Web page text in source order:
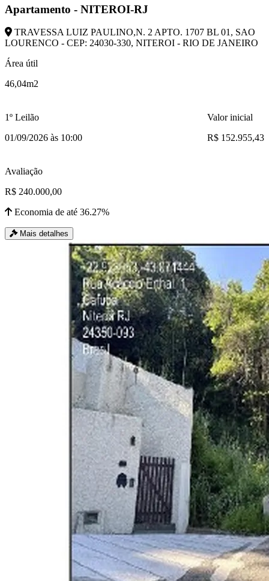
Apartamento - NITEROI-RJ
TRAVESSA LUIZ PAULINO,N. 2 APTO. 1707 BL 01, SAO
LOURENCO - CEP: 24030-330, NITEROI - RIO DE JANEIRO
Área útil
46,04m2
1º Leilão
01/09/2026 às 10:00
Valor inicial
R$ 152.955,43
Avaliação
R$ 240.000,00
Economia de até 36.27%
Mais detalhes